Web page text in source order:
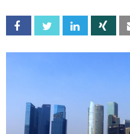
Facebook Twitter Linkedin Xing